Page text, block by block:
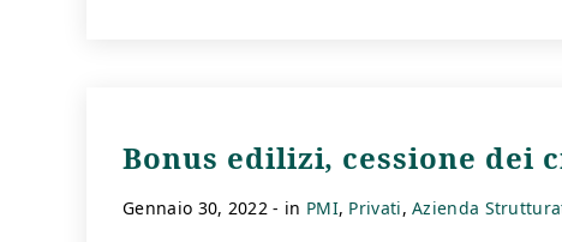
Bonus edilizi, cessione
gennaio 30, 2022 - in PMI Privati Azienda